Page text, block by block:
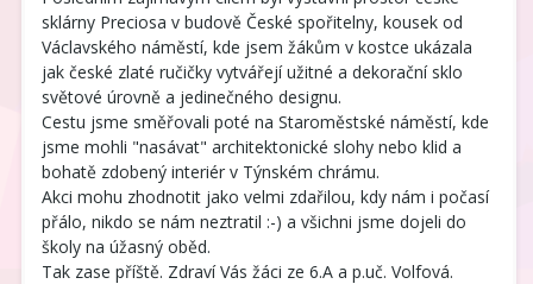
sklárny Preciosa v budově České spořitelny, kousek od
Václavského náměstí, kde jsem žákům v kostce ukázala
jak české zlaté ručičky vytvářejí užitné a dekorační sklo
světové úrovně a jedinečného designu.
Cestu jsme směřovali poté na Staroměstské náměstí, kde
jsme mohli "nasávat" architektonické slohy nebo klid a
bohatě zdobený interiér v Týnském chrámu.
Akci mohu zhodnotit jako velmi zdařilou, kdy nám i počasí
přálo, nikdo se nám neztratil :-) a všichni jsme dojeli do
školy na úžasný oběd.
Tak zase příště. Zdraví Vás žáci ze 6.A a p.uč. Volfová.